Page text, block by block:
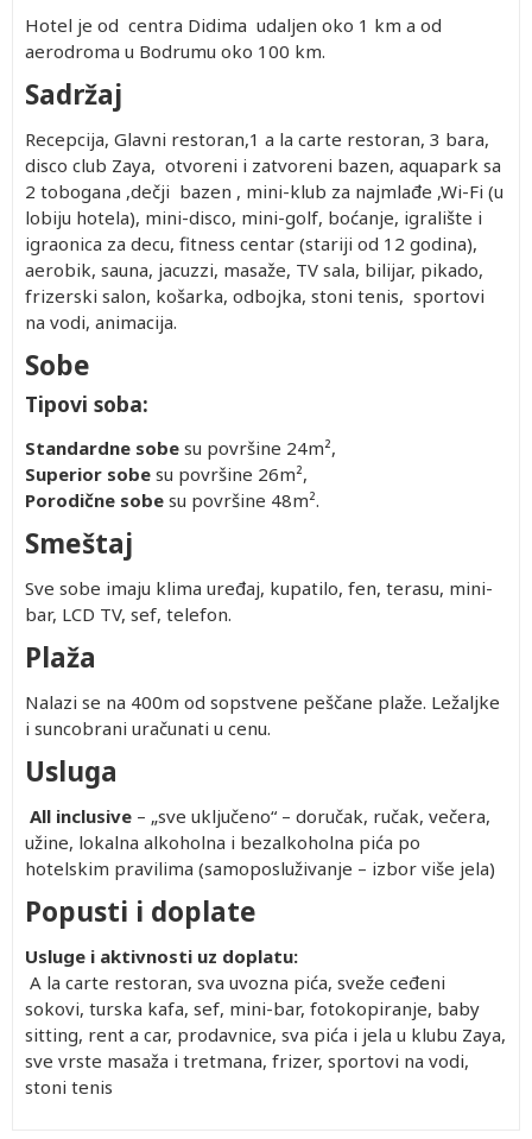
Hotel je od centra Didima udaljen oko 1 km a od
aerodroma u Bodrumu oko 100 km.
Sadržaj
Recepcija, Glavni restoran,1 a la carte restoran, 3 bara,
disco club Zaya, otvoreni i zatvoreni bazen, aquapark sa
2 tobogana ,dečji bazen , mini-klub za najmlađe ,Wi-Fi (u
lobiju hotela), mini-disco, mini-golf, boćanje, igralište i
igraonica za decu, fitness centar (stariji od 12 godina),
aerobik, sauna, jacuzzi, masaže, TV sala, bilijar, pikado,
frizerski salon, košarka, odbojka, stoni tenis, sportovi
na vodi, animacija.
Sobe
Tipovi soba:
Standardne sobe su površine 24m²,
Superior sobe su površine 26m²,
Porodične sobe su površine 48m².
Smeštaj
Sve sobe imaju klima uređaj, kupatilo, fen, terasu, mini-
bar, LCD TV, sef, telefon.
Plaža
Nalazi se na 400m od sopstvene peščane plaže. Ležaljke
i suncobrani uračunati u cenu.
Usluga
All inclusive – „sve uključeno“ – doručak, ručak, večera,
užine, lokalna alkoholna i bezalkoholna pića po
hotelskim pravilima (samoposluživanje – izbor više jela)
Popusti i doplate
Usluge i aktivnosti uz doplatu:
A la carte restoran, sva uvozna pića, sveže ceđeni
sokovi, turska kafa, sef, mini-bar, fotokopiranje, baby
sitting, rent a car, prodavnice, sva pića i jela u klubu Zaya,
sve vrste masaža i tretmana, frizer, sportovi na vodi,
stoni tenis